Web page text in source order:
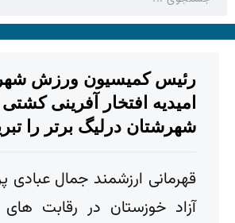
رئیس کمیسیون ورزش
امیدیه افتخار آفرینی کشتی
شهرشتان درلیگ برتر را
قهرمانی ارزشمند جمال عبادی
آزاد خوزستان در رقابت